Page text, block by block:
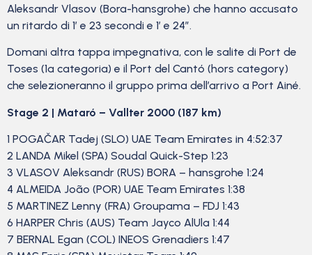
Aleksandr Vlasov (Bora-hansgrohe) che hanno accusato
un ritardo di 1′ e 23 secondi e 1′ e 24″.
Domani altra tappa impegnativa, con le salite di Port de
Toses (1a categoria) e il Port del Cantó (hors category)
che selezioneranno il gruppo prima dell’arrivo a Port Ainé.
Stage 2 | Mataró – Vallter 2000 (187 km)
1 POGAČAR Tadej (SLO) UAE Team Emirates in 4:52:37
2 LANDA Mikel (SPA) Soudal Quick-Step 1:23
3 VLASOV Aleksandr (RUS) BORA – hansgrohe 1:24
4 ALMEIDA João (POR) UAE Team Emirates 1:38
5 MARTINEZ Lenny (FRA) Groupama – FDJ 1:43
6 HARPER Chris (AUS) Team Jayco AlUla 1:44
7 BERNAL Egan (COL) INEOS Grenadiers 1:47